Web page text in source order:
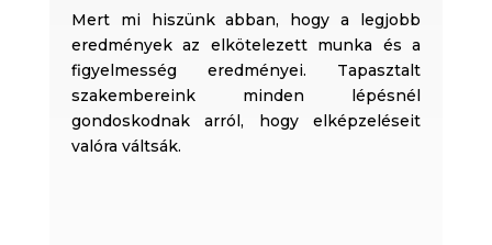
Mert mi hiszünk abban, hogy a legjobb
eredmények az elkötelezett munka és a
figyelmesség eredményei. Tapasztalt
szakembereink minden lépésnél
gondoskodnak arról, hogy elképzeléseit
valóra váltsák.